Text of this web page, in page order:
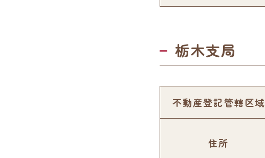
栃木支局
不動産登記管轄区域
住所